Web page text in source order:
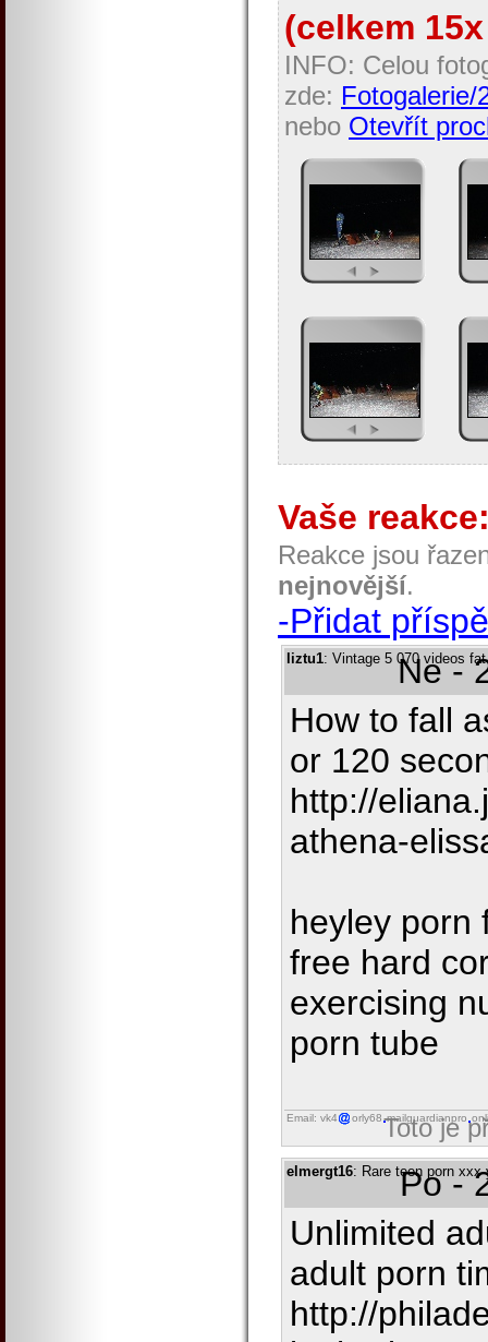
(celkem
INFO: Celou
zde: Fotogalerie/
nebo Otevřít
Vaše
Reakce jsou
nejnovější.
-Přidat
liztu1: Vintage 5 070 videos
Ne -
How to fall
or 120
http://
athena-
heyley porn
free hard
exercising
porn tube
Email: vk4 orly68 mailguardianpro
Toto je
elmergt16: Rare teen porn xxx
Po -
Unlimited
adult porn
http://